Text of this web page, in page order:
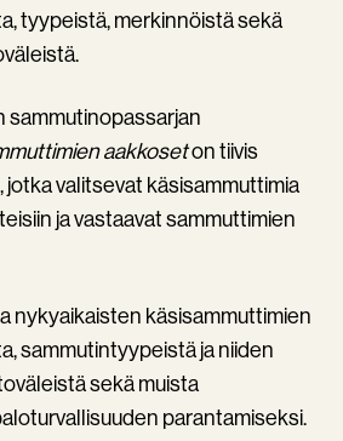
tyypeistä, merkinnöistä sekä
sammutinopassarjan
aakkoseton tiivis
valitsevat käsisammuttimia
ja vastaavat sammuttimien
nykyaikaisten käsisammuttimien
sammutintyypeistä ja niiden
sekä muista
parantamiseksi.